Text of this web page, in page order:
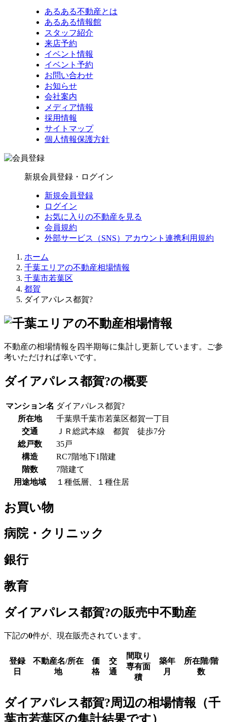
あるある不動産とは
あるある情報館
スタッフ紹介
来店予約
イベント情報
イベント予約
お問い合わせ
お知らせ
会社案内
メディア情報
採用情報
サイトマップ
個人情報保護方針
新規会員登録・ログイン
新規会員登録
ログイン
お気に入りの不動産を見る
会員規約
外部サービス（SNS）アカウント連携利用規約
ホーム
千葉エリアの不動産相場情報
千葉市若葉区
都賀
ダイアパレス都賀?
不動産の相場情報を四半期毎に集計し更新しています。ご参
考いただければ幸いです。
ダイアパレス都賀?の概要
マンション名 ダイアパレス都賀?
所在地
千葉県千葉市若葉区都賀一丁目
交通
ＪＲ総武本線 都賀 徒歩7分
総戸数
35戸
構造
RC7階地下1階建
階数
7階建て
用途地域
１種低層、１種住居
お買い物
病院・クリニック
銀行
教育
ダイアパレス都賀?の販売中不動産
下記の0件が、現在販売されています。
登録
日
不動産名/所在
地
価
格
交
通
間取り
専有面
積
築年
月
所在階/階
数
ダイアパレス都賀?周辺の相場情報（千
葉市若葉区の集計結果です）